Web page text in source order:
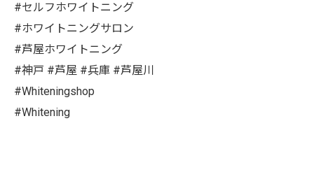
#セルフホワイトニング
#ホワイトニングサロン
#芦屋ホワイトニング
#神戸 #芦屋 #兵庫 #芦屋川
#Whiteningshop
#Whitening